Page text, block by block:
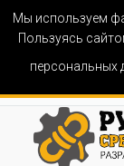
Мы используем
Пользуясь
персональных